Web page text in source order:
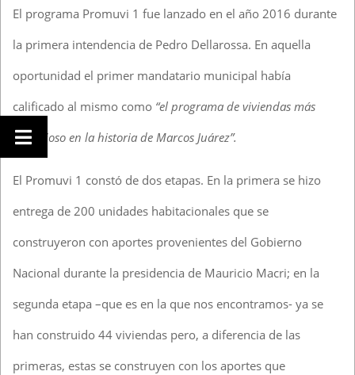
El programa Promuvi 1 fue lanzado en el año 2016 durante
la primera intendencia de Pedro Dellarossa. En aquella
oportunidad el primer mandatario municipal había
calificado al mismo como “el programa de viviendas más
ambicioso en la historia de Marcos Juárez”.
El Promuvi 1 constó de dos etapas. En la primera se hizo
entrega de 200 unidades habitacionales que se
construyeron con aportes provenientes del Gobierno
Nacional durante la presidencia de Mauricio Macri; en la
segunda etapa –que es en la que nos encontramos- ya se
han construido 44 viviendas pero, a diferencia de las
primeras, estas se construyen con los aportes que